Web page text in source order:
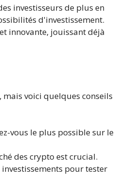
investisseurs de plus en
d'investissement.
innovante, jouissant déjà
voici quelques conseils
vous le plus possible sur le
des crypto est crucial.
pour tester